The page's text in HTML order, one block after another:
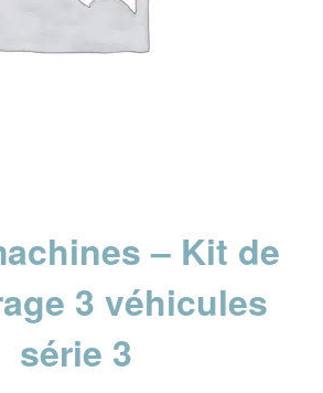
– Kit de
3 véhicules
série 3